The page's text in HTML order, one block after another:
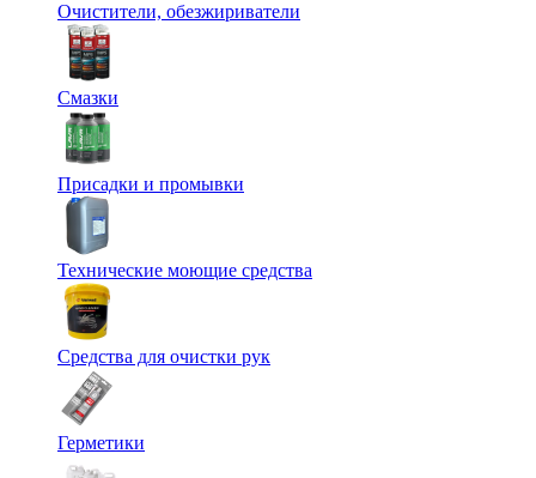
Очистители, обезжириватели
Смазки
Присадки и промывки
Технические моющие средства
Средства для очистки рук
Герметики